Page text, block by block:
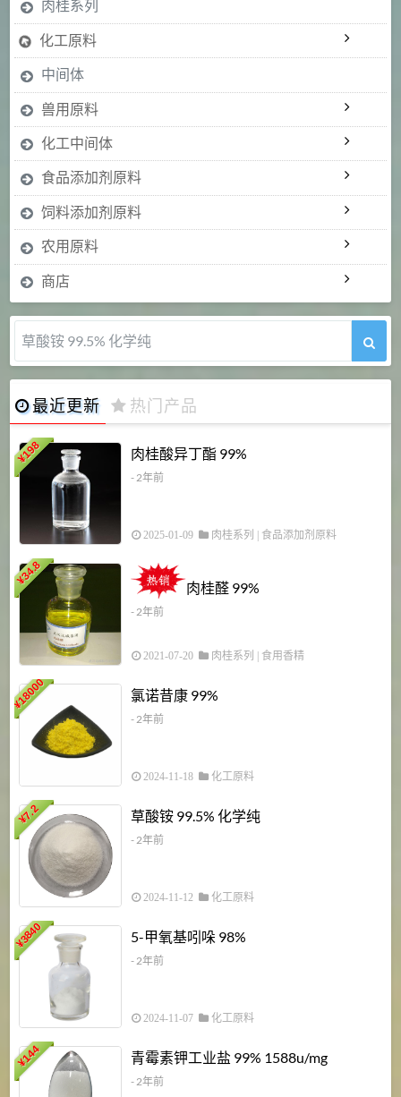
肉桂系列
化工原料
中间体
兽用原料
化工中间体
食品添加剂原料
饲料添加剂原料
农用原料
商店
草酸铵 99.5% 化学纯
最近更新 热门产品
¥
198 肉桂酸异丁酯 99%
- 2年前
2025-01-09 肉桂系列 食品添加剂原料
¥
34.8
肉桂醛 99%
- 2年前
2021-07-20 肉桂系列 食用香精
¥
18000 氯诺昔康 99%
- 2年前
2024-11-18 化工原料
¥
7.2 草酸铵 99.5% 化学纯
- 2年前
2024-11-12 化工原料
¥
3840 5-甲氧基吲哚 98%
- 2年前
2024-11-07 化工原料
¥
144 青霉素钾工业盐 99% 1588u/mg
- 2年前